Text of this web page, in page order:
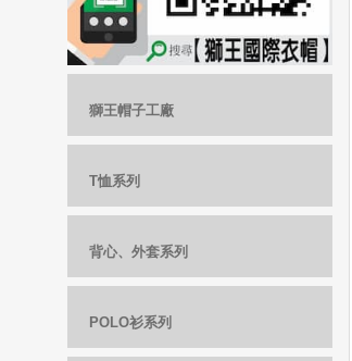
獅王帽子工廠
T恤系列
背心、外套系列
POLO衫系列